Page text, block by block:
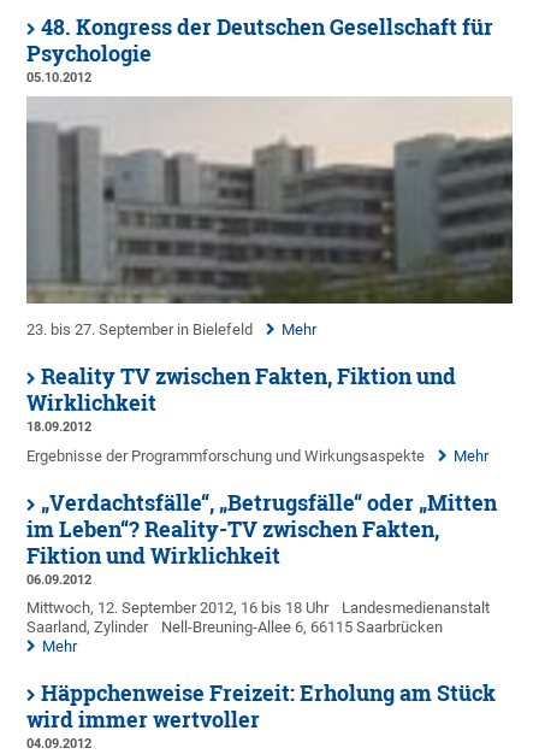
48. Kongress der Deutschen Gesellschaft für
Psychologie
05.10.2012
23. bis 27. September in Bielefeld Mehr
Reality TV zwischen Fakten, Fiktion und
Wirklichkeit
18.09.2012
Ergebnisse der Programmforschung und Wirkungsaspekte Mehr
„Verdachtsfälle“, „Betrugsfälle“ oder „Mitten
im Leben“? Reality-TV zwischen Fakten,
Fiktion und Wirklichkeit
06.09.2012
Mittwoch, 12. September 2012, 16 bis 18 Uhr
Landesmedienanstalt
Saarland, Zylinder
Nell-Breuning-Allee 6, 66115 Saarbrücken
Mehr
Häppchenweise Freizeit: Erholung am Stück
wird immer wertvoller
04.09.2012